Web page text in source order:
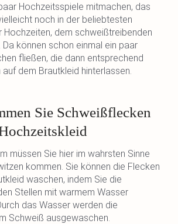
Hochzeitsspiele mitmachen, das
noch in der beliebtesten
Hochzeiten, dem schweißtreibenden
können schon einmal ein paar
fließen, die dann entsprechend
dem Brautkleid hinterlassen.
Sie Schweißflecken
müssen Sie hier im wahrsten Sinne
kommen. Sie können die Flecken
waschen, indem Sie die
Stellen mit warmem Wasser
das Wasser werden die
Schweiß ausgewaschen.